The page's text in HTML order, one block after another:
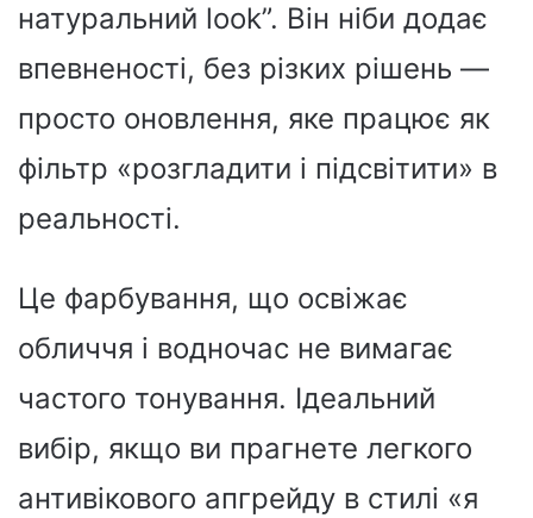
натуральний look”. Він ніби додає
впевненості, без різких рішень —
просто оновлення, яке працює як
фільтр «розгладити і підсвітити» в
реальності.
Це фарбування, що освіжає
обличчя і водночас не вимагає
частого тонування. Ідеальний
вибір, якщо ви прагнете легкого
антивікового апгрейду в стилі «я